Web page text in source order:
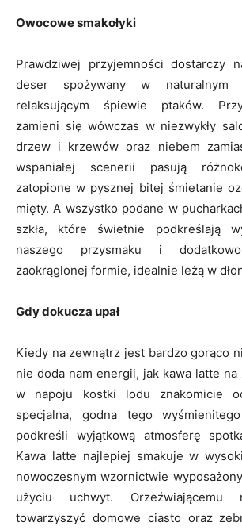
Owocowe smakołyki
Prawdziwej przyjemności dostarczy
deser spożywany w naturalnym
relaksującym śpiewie ptaków.
zamieni się wówczas w niezwykły
drzew i krzewów oraz niebem
wspaniałej scenerii pasują
zatopione w pysznej bitej śmietanie
mięty. A wszystko podane w
szkła, które świetnie podkreślają
naszego przysmaku i
zaokrąglonej formie, idealnie leżą w
Gdy dokucza upał
Kiedy na zewnątrz jest bardzo gorąco
nie doda nam energii, jak kawa latte na
w napoju kostki lodu znakomicie
specjalna, godna tego
podkreśli wyjątkową atmosferę
Kawa latte najlepiej smakuje w
nowoczesnym wzornictwie
użyciu uchwyt. Orzeźwiającemu
towarzyszyć domowe ciasto oraz